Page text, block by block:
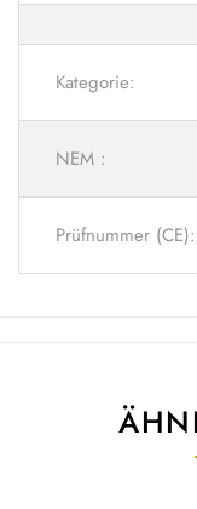
Kategorie:
NEM :
Prüfnummer (CE):